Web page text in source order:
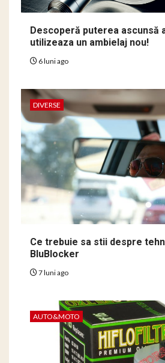
Descoperă puterea ascunsă
utilizeaza un ambielaj nou!
6 luni ago
DIVERSE
Ce trebuie sa stii despre
BluBlocker
7 luni ago
AUTO&MOTO